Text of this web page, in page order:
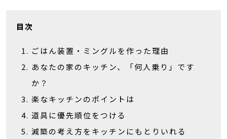
目次
ごはん装置・ミングルを作った理由
あなたの家のキッチン、「何人乗り」です
か？
楽なキッチンのポイントは
道具に優先順位をつける
減築の考え方をキッチンにもとりいれる